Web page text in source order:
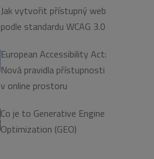
Jak vytvořit přístupný web
podle standardu WCAG 3.0
European Accessibility Act:
Nová pravidla přístupnosti
v online prostoru
Co je to Generative Engine
Optimization (GEO)